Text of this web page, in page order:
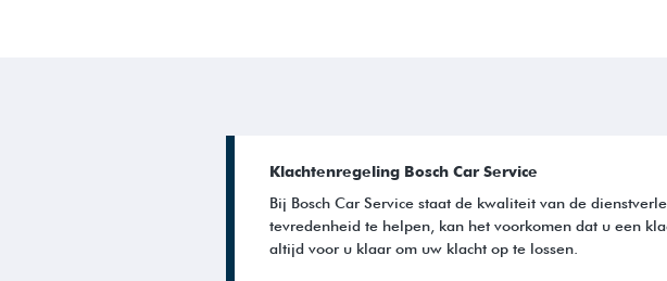
Klachtenregeling Bosch Car Service
Bij Bosch Car Service staat de kwaliteit van de
tevredenheid te helpen, kan het voorkomen dat u een
altijd voor u klaar om uw klacht op te lossen.